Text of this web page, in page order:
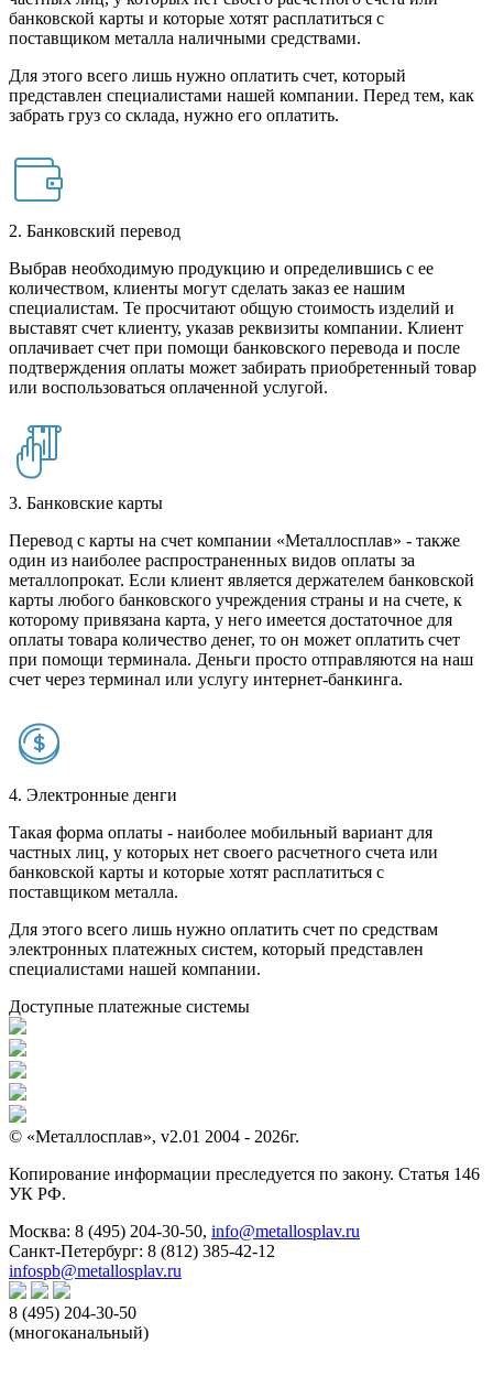
банковской карты и которые хотят расплатиться с
поставщиком металла наличными средствами.
Для этого всего лишь нужно оплатить счет, который
представлен специалистами нашей компании. Перед тем, как
забрать груз со склада, нужно его оплатить.
2. Банковский перевод
Выбрав необходимую продукцию и определившись с ее
количеством, клиенты могут сделать заказ ее нашим
специалистам. Те просчитают общую стоимость изделий и
выставят счет клиенту, указав реквизиты компании. Клиент
оплачивает счет при помощи банковского перевода и после
подтверждения оплаты может забирать приобретенный товар
или воспользоваться оплаченной услугой.
3. Банковские карты
Перевод с карты на счет компании «Металлосплав» - также
один из наиболее распространенных видов оплаты за
металлопрокат. Если клиент является держателем банковской
карты любого банковского учреждения страны и на счете, к
которому привязана карта, у него имеется достаточное для
оплаты товара количество денег, то он может оплатить счет
при помощи терминала. Деньги просто отправляются на наш
счет через терминал или услугу интернет-банкинга.
4. Электронные денги
Такая форма оплаты - наиболее мобильный вариант для
частных лиц, у которых нет своего расчетного счета или
банковской карты и которые хотят расплатиться с
поставщиком металла.
Для этого всего лишь нужно оплатить счет по средствам
электронных платежных систем, который представлен
специалистами нашей компании.
Доступные платежные системы
© «Металлосплав», v2.01 2004 - 2026г.
Копирование информации преследуется по закону. Статья 146
УК РФ.
Москва: 8 (495) 204-30-50, info@metallosplav.ru
Санкт-Петербург: 8 (812) 385-42-12
infospb@metallosplav.ru
8 (495) 204-30-50
(многоканальный)